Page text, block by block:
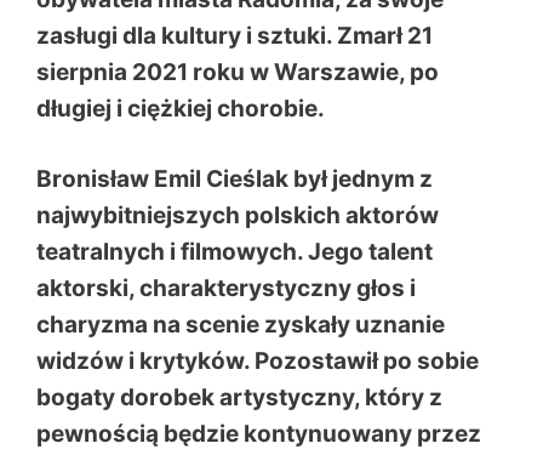
zasługi dla kultury i sztuki. Zmarł 21
sierpnia 2021 roku w Warszawie, po
długiej i ciężkiej chorobie.
Bronisław Emil Cieślak był jednym z
najwybitniejszych polskich aktorów
teatralnych i filmowych. Jego talent
aktorski, charakterystyczny głos i
charyzma na scenie zyskały uznanie
widzów i krytyków. Pozostawił po sobie
bogaty dorobek artystyczny, który z
pewnością będzie kontynuowany przez